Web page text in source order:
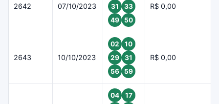
2642 07/10/2023 31
33
49
50
R$ 0,00
2643 10/10/2023
02
10
29
31
56
59
R$ 0,00
04
17